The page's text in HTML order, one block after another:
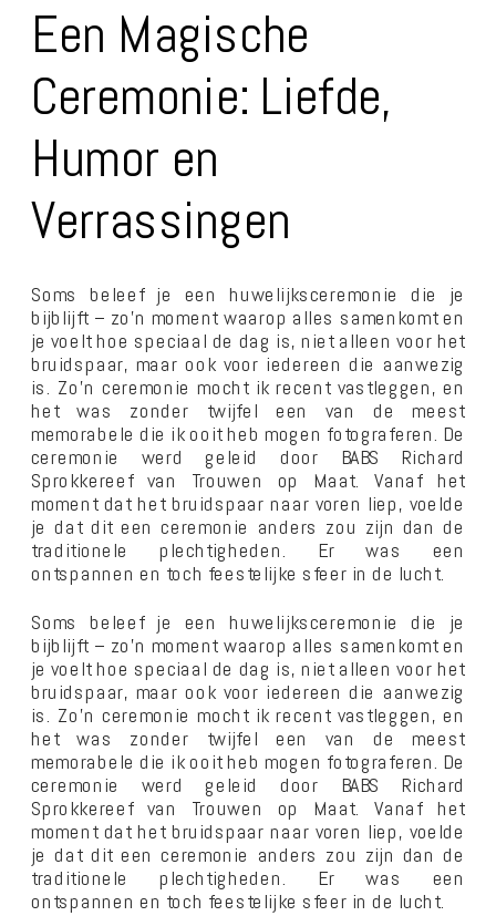
Een Magische
Ceremonie: Liefde,
Humor en
Verrassingen
Soms beleef je een huwelijksceremonie die je
bijblijft – zo’n moment waarop alles samenkomt en
je voelt hoe speciaal de dag is, niet alleen voor het
bruidspaar, maar ook voor iedereen die aanwezig
is. Zo’n ceremonie mocht ik recent vastleggen, en
het was zonder twijfel een van de meest
memorabele die ik ooit heb mogen fotograferen. De
ceremonie werd geleid door BABS Richard
Sprokkereef van Trouwen op Maat. Vanaf het
moment dat het bruidspaar naar voren liep, voelde
je dat dit een ceremonie anders zou zijn dan de
traditionele plechtigheden. Er was een
ontspannen en toch feestelijke sfeer in de lucht.
Soms beleef je een huwelijksceremonie die je
bijblijft – zo’n moment waarop alles samenkomt en
je voelt hoe speciaal de dag is, niet alleen voor het
bruidspaar, maar ook voor iedereen die aanwezig
is. Zo’n ceremonie mocht ik recent vastleggen, en
het was zonder twijfel een van de meest
memorabele die ik ooit heb mogen fotograferen. De
ceremonie werd geleid door BABS Richard
Sprokkereef van Trouwen op Maat. Vanaf het
moment dat het bruidspaar naar voren liep, voelde
je dat dit een ceremonie anders zou zijn dan de
traditionele plechtigheden. Er was een
ontspannen en toch feestelijke sfeer in de lucht.